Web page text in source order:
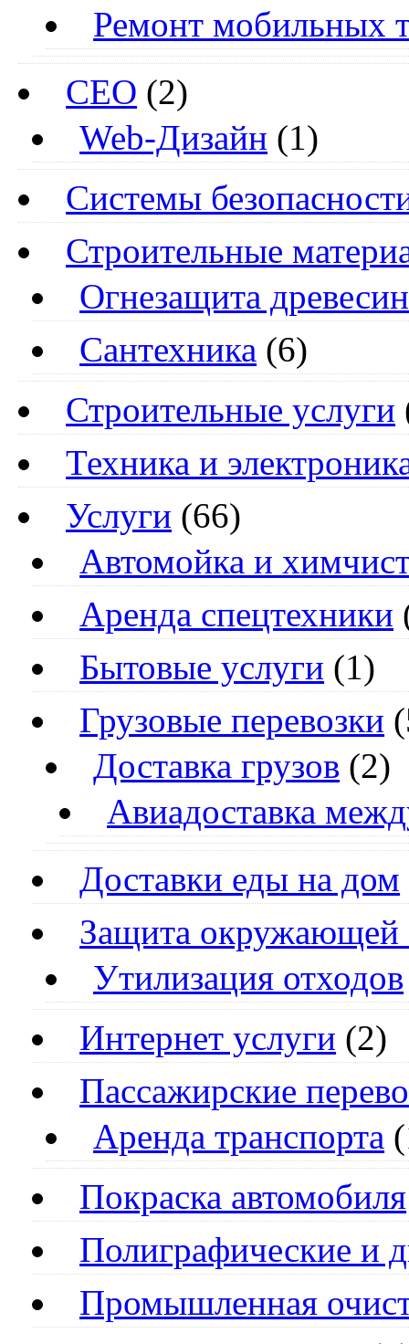
Ремонт мобильных
СЕО (2)
Web-Дизайн (1)
Системы
Строительные
Огнезащита
Сантехника (6)
Строительные услуги
Техника и
Услуги (66)
Автомойка и
Аренда спецтехники
Бытовые услуги (1)
Грузовые перевозки
Доставка грузов (2)
Авиадоставка
Доставки еды на дом
Защита окружающей
Утилизация отходов
Интернет услуги (2)
Пассажирские
Аренда транспорта
Покраска автомобиля
Полиграфические и
Промышленная